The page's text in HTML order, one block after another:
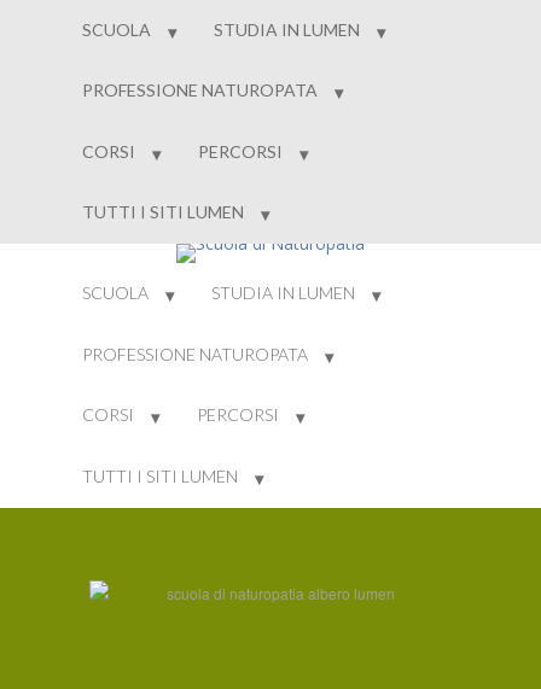
SCUOLA STUDIA IN LUMEN
PROFESSIONE NATUROPATA
CORSI PERCORSI
TUTTI I SITI LUMEN
SCUOLA STUDIA IN LUMEN
PROFESSIONE NATUROPATA
CORSI PERCORSI
TUTTI I SITI LUMEN